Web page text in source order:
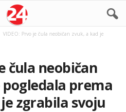
VIDEO: Prvo je čula neobičan zvuk, a kad je
čula neobičan
prema
zgrabila svoju